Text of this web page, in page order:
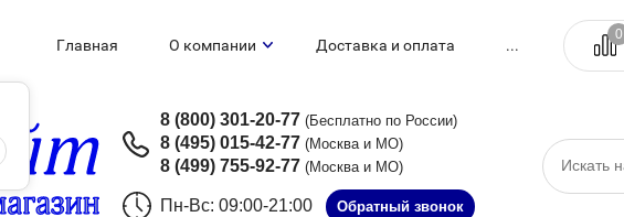
Главная О компании Доставка и оплата ...
0
8 (800) 301-20-77 (Бесплатно по России)
8 (495) 015-42-77 (Москва и МО)
8 (499) 755-92-77 (Москва и МО)
Пн-Вс: 09:00-21:00 Обратный звонок